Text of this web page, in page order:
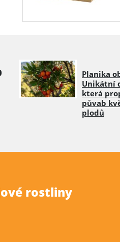
Planika
Unikátní
která
půvab
plodů
rostliny